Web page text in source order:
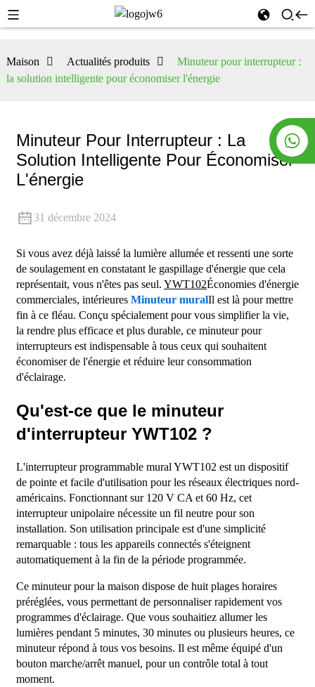
Maison Actualités produits
Minuteur pour interrupteur :
la solution intelligente pour économiser l'énergie
Minuteur Pour Interrupteur : La
Solution Intelligente Pour Économiser
L'énergie
31 décembre 2024
Si vous avez déjà laissé la lumière allumée et ressenti une sorte
de soulagement en constatant le gaspillage d'énergie que cela
représentait, vous n'êtes pas seul. YWT102Économies d'énergie
commerciales, intérieures Minuteur muralIl est là pour mettre
fin à ce fléau. Conçu spécialement pour vous simplifier la vie,
la rendre plus efficace et plus durable, ce minuteur pour
interrupteurs est indispensable à tous ceux qui souhaitent
économiser de l'énergie et réduire leur consommation
d'éclairage.
Qu'est-ce que le minuteur
d'interrupteur YWT102 ?
L'interrupteur programmable mural YWT102 est un dispositif
de pointe et facile d'utilisation pour les réseaux électriques nord-
américains. Fonctionnant sur 120 V CA et 60 Hz, cet
interrupteur unipolaire nécessite un fil neutre pour son
installation. Son utilisation principale est d'une simplicité
remarquable : tous les appareils connectés s'éteignent
automatiquement à la fin de la période programmée.
Ce minuteur pour la maison dispose de huit plages horaires
préréglées, vous permettant de personnaliser rapidement vos
programmes d'éclairage. Que vous souhaitiez allumer les
lumières pendant 5 minutes, 30 minutes ou plusieurs heures, ce
minuteur répond à tous vos besoins. Il est même équipé d'un
bouton marche/arrêt manuel, pour un contrôle total à tout
moment.